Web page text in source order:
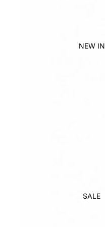
NEW IN
SALE